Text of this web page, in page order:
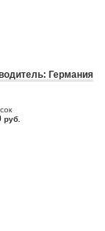
Германия
руб.